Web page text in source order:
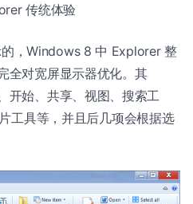
传统体验
的，Windows 8 中 Explorer 整
全对宽屏显示器优化。其
开始、共享、视图、搜索工
工具等，并且后几项会根据选